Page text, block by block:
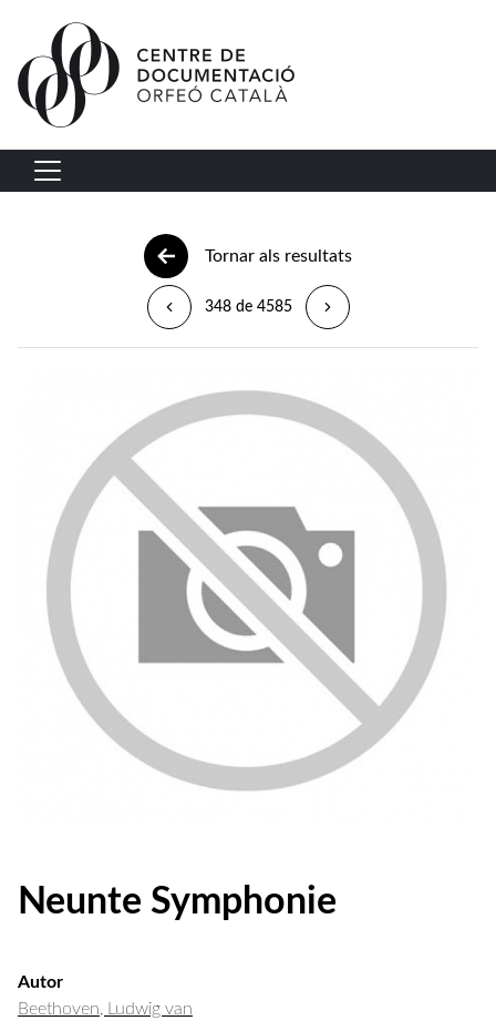
Vés al contingut
Navegació principal
Tornar als resultats
348 de 4585
Neunte Symphonie
Autor
Beethoven, Ludwig van